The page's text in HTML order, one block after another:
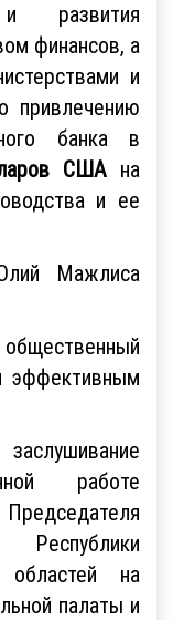
развития
финансов, а
и
привлечению
банка в
СШАна
и ее
Мажлиса
эффективным
работе
областей на
палаты и